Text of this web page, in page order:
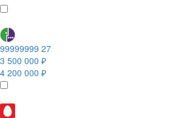
99999999 27
3 500 000 ₽
4 200 000 ₽